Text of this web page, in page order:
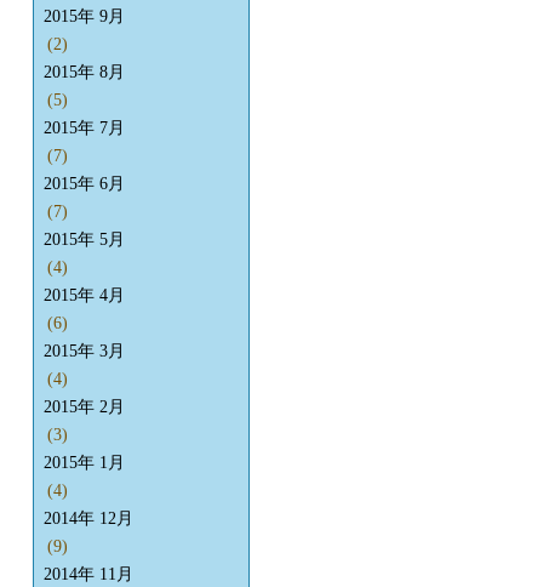
2015年 9月
(2)
2015年 8月
(5)
2015年 7月
(7)
2015年 6月
(7)
2015年 5月
(4)
2015年 4月
(6)
2015年 3月
(4)
2015年 2月
(3)
2015年 1月
(4)
2014年 12月
(9)
2014年 11月